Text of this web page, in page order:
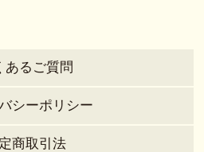
あるご質問
シーポリシー
商取引法